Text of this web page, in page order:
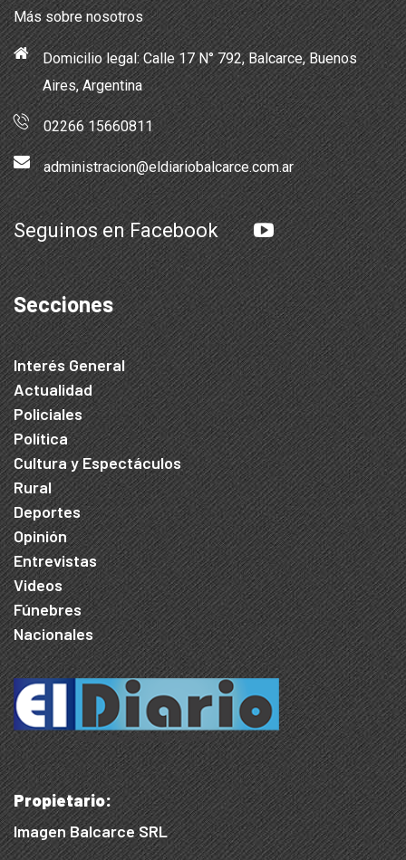
Más sobre nosotros
Domicilio legal: Calle 17 N° 792, Balcarce, Buenos
Aires, Argentina
02266 15660811
administracion@eldiariobalcarce.com.ar
Seguinos en Facebook
Secciones
Interés General
Actualidad
Policiales
Política
Cultura y Espectáculos
Rural
Deportes
Opinión
Entrevistas
Videos
Fúnebres
Nacionales
Propietario:
Imagen Balcarce SRL